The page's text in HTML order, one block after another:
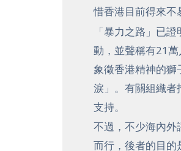
惜香港目前得來不
「暴力之路」已
動，並聲稱有21
象徵香港精神的獅
淚」。有關組織者
支持。
不過，不少海內外
而行，後者的目的